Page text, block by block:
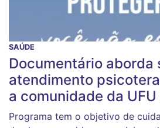
SAÚDE
Documentário aborda
atendimento
a comunidade da UFU
Programa tem o objetivo de